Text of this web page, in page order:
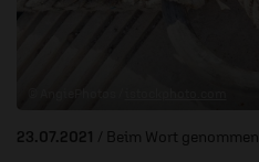
23.07.2021 / Beim Wort genommen